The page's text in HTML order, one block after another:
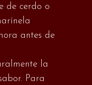
de cerdo o
antes de
la
Para